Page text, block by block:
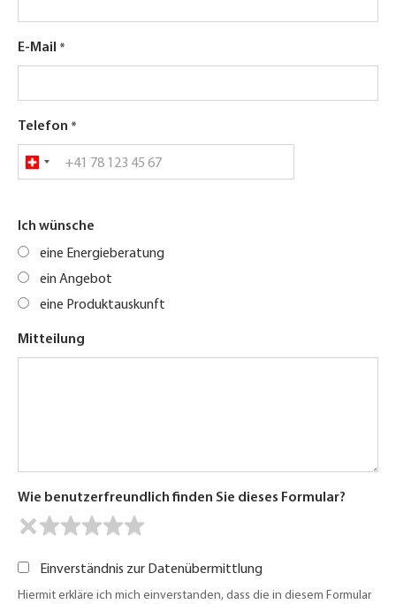
E-Mail
Telefon
Ich wünsche
eine Energieberatung
ein Angebot
eine Produktauskunft
Mitteilung
Wie benutzerfreundlich finden Sie dieses Formular?
Einverständnis zur Datenübermittlung
Hiermit erkläre ich mich einverstanden, dass die in diesem Formular